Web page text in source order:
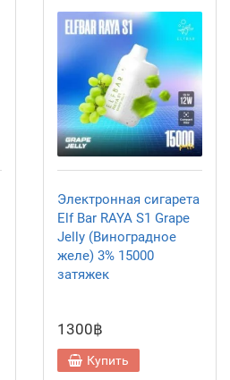
Электронная сигарета
Elf Bar RAYA S1 Grape
Jelly (Виноградное
желе) 3% 15000
затяжек
1300฿
Купить